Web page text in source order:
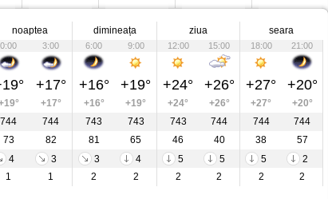
noaptea dimineața ziua seara
0:00 3:00 6:00 9:00 12:00 15:00 18:00 21:00
+17° +16° +19° +24° +26° +27° +20°
+17° +16° +19° +24° +26° +27°
+20°
744
744 743 743 743 744 744
744
73
82 81 65 46 40 38
57
4
3 3 4 5 5 5
2
1
1 2 2 2 2 2 2